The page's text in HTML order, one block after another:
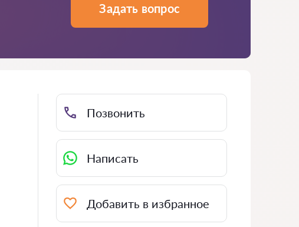
Задать вопрос
Позвонить
Написать
Добавить в избранное